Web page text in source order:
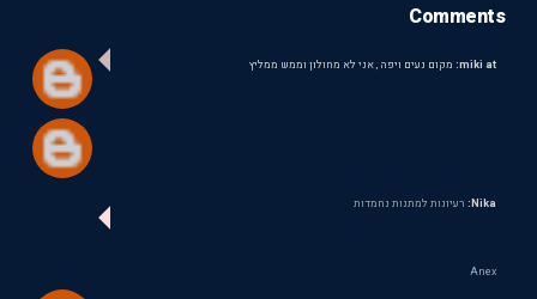
Comments
miki at: מקום נעים ויפה , אני לא מחולון וממש ממליץ
Nika: רעיונות למתנות נחמדות
Anex